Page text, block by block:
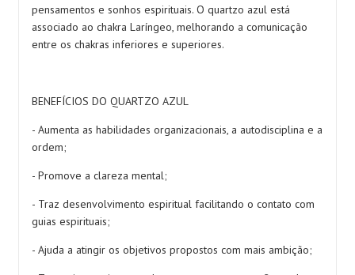
pensamentos e sonhos espirituais. O quartzo azul está
associado ao chakra Laríngeo, melhorando a comunicação
entre os chakras inferiores e superiores.
BENEFÍCIOS DO QUARTZO AZUL
- Aumenta as habilidades organizacionais, a autodisciplina e a
ordem;
- Promove a clareza mental;
- Traz desenvolvimento espiritual facilitando o contato com
guias espirituais;
- Ajuda a atingir os objetivos propostos com mais ambição;